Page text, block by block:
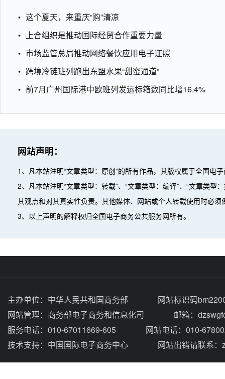
这个夏天，来重庆“购”清凉
上合组织是推动国际经贸合作重要力量
市场监管总局推动网络餐饮应用电子证照
跨境冷链班列跑出东盟水果“甜蜜通道”
前7月广州国际港中欧班列发运标箱数同比增16.4%
网站声明：
1、凡本站注明“文章类型：原创”的所有作品，其版权属于全国电
2、凡本站注明“文章类型：转载”、“文章类型：编译”、“文章类
其观点和对其真实性负责。其他媒体、网站或个人转载使用时必
3、以上声明的解释权归全国电子商务公共服务网所有。
主办单位： 中华人民共和国商务部
网站标识码
网站管理： 商务部电子商务和信息化司
邮箱：
服务电话：010-67011669-605
网站电话：010-
技术支持： 中国国际电子商务中心 网站出错请联系